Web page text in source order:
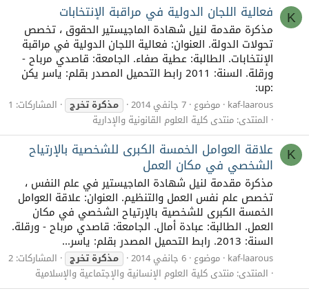
K فعالية اللجان الدولية في مراقبة الإنتخابات
مذكرة مقدمة لنيل شهادة الماجيستير الحقوق ، تخصص
تحولات الدولة. العنوان: فعالية اللجان الدولية في مراقبة
الإنتخابات. الطالبة: عطية صفاء. الجامعة: قاصدي مرباح -
ورقلة. السنة: 2011 رابط التحميل المصدر بقلم: ياسر يكن
:up:
kaf-laarous موضوع 7 جانفي 2014 مذكرةتخرج
المشاركات: 1
المنتدى: منتدى كلية العلوم القانونية والإدارية
K علاقة العوامل الخمسة الكبرى للشخصية بالإرتياح
الشخصي في مكان العمل
مذكرة مقدمة لنيل شهادة الماجيستير في علم النفس ،
تخصص علم نفس العمل والتنظيم. العنوان: علاقة العوامل
الخمسة الكبرى للشخصية بالإرتياح الشخصي في مكان
العمل. الطالبة: عبادة أمال. الجامعة: قاصدي مرباح - ورقلة.
السنة: 2013. رابط التحميل المصدر بقلم: ياسر...
kaf-laarous موضوع 6 جانفي 2014 مذكرةتخرج
المشاركات: 2
المنتدى: منتدى كلية العلوم الإنسانية والإجتماعية والإسلامية